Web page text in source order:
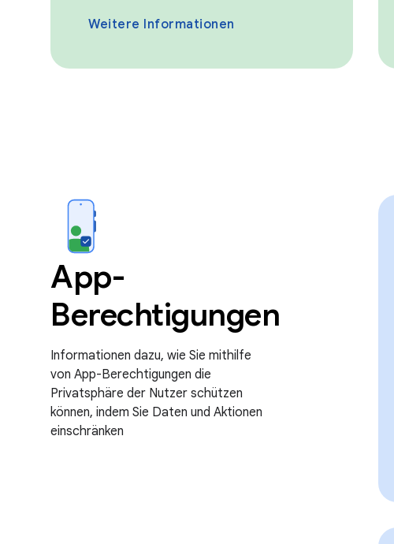
Weitere Informationen
App-
Berechtigungen
Informationen dazu, wie Sie mithilfe
von App-Berechtigungen die
Privatsphäre der Nutzer schützen
können, indem Sie Daten und Aktionen
einschränken